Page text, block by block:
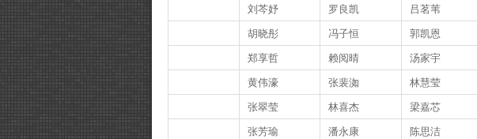
刘芩妤
罗良凯 吕茗苇
胡晓彤
冯子恒 郭凯恩
郑享哲
赖阅晴 汤家宇
黄伟濠
张裴洳 林慧莹
张翠莹
林喜杰 梁嘉芯
张芳瑜
潘永康 陈思洁